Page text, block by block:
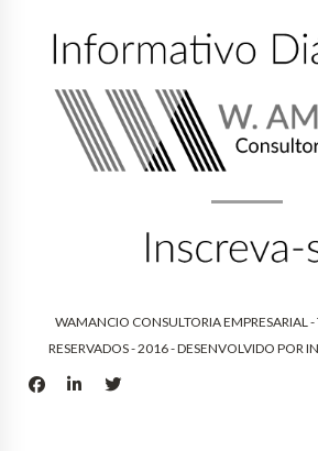
WAMANCIO CONSULTORIA EMPRESARIAL -
RESERVADOS - 2016 - DESENVOLVIDO POR